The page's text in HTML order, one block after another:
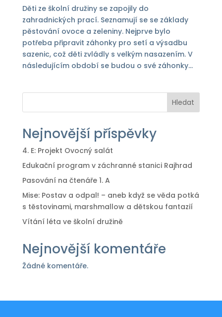
Děti ze školní družiny se zapojily do
zahradnických prací. Seznamují se se základy
pěstování ovoce a zeleniny. Nejprve bylo
potřeba připravit záhonky pro setí a výsadbu
sazenic, což děti zvládly s velkým nasazením. V
následujícím období se budou o své záhonky...
Hledat
Nejnovější příspěvky
4. E: Projekt Ovocný salát
Edukační program v záchranné stanici Rajhrad
Pasování na čtenáře 1. A
Mise: Postav a odpal! – aneb když se věda potká
s těstovinami, marshmallow a dětskou fantazií
Vítání léta ve školní družině
Nejnovější komentáře
Žádné komentáře.